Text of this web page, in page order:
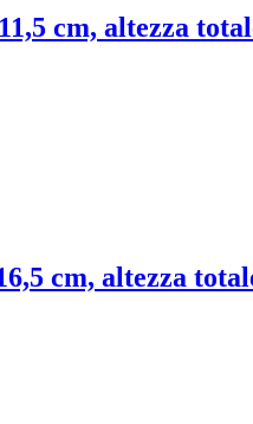
cm, altezza
cm, altezza